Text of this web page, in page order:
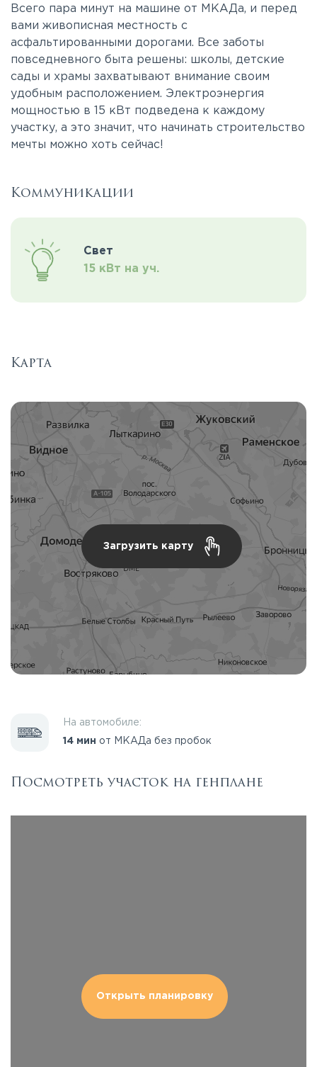
Всего пара минут на машине от МКАДа, и перед
вами живописная местность с
асфальтированными дорогами. Все заботы
повседневного быта решены: школы, детские
сады и храмы захватывают внимание своим
удобным расположением. Электроэнергия
мощностью в 15 кВт подведена к каждому
участку, а это значит, что начинать строительство
мечты можно хоть сейчас!
Коммуникации
Свет
15 кВт на уч.
Карта
Загрузить карту
На автомобиле:
14 мин от МКАДа без пробок
Посмотреть участок на генплане
Открыть планировку